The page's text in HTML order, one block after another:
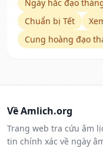
Ngày hắc đạo
Chuẩn bị Tết
Cung hoàng đạo
Về Amlich.org
Trang web tra cứu âm
tin chính xác về ngày